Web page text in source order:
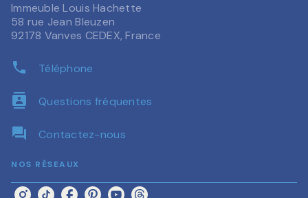
Immeuble Louis Hachette
58 rue Jean Bleuzen
92178 Vanves CEDEX, France
phone Téléphone
contacts Questions fréquentes
question_answer Contactez-nous
NOS RÉSEAUX